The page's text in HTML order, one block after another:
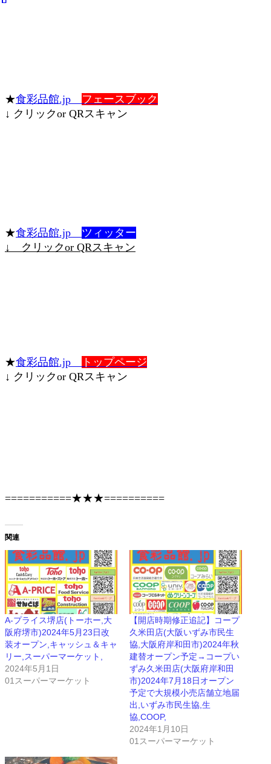
★食彩品館.jp フェースブック
↓ クリックor QRスキャン
★食彩品館.jp ツィッター
↓ クリックor QRスキャン
★食彩品館.jp
トップページ
↓ クリックor QRスキャン
===========★★★==========
関連
A-プライス堺店(トーホー,大
阪府堺市)2024年5月23日改
装オープン,キャッシュ＆キャ
リー,スーパーマーケット,
2024年5月1日
01スーパーマーケット
【開店時期修正追記】コープ
久米田店(大阪いずみ市民生
協,大阪府岸和田市)2024年秋
建替オープン予定→コープい
ずみ久米田店(大阪府岸和田
市)2024年7月18日オープン
予定で大規模小売店舗立地届
出,いずみ市民生協,生
協,COOP,
2024年1月10日
01スーパーマーケット